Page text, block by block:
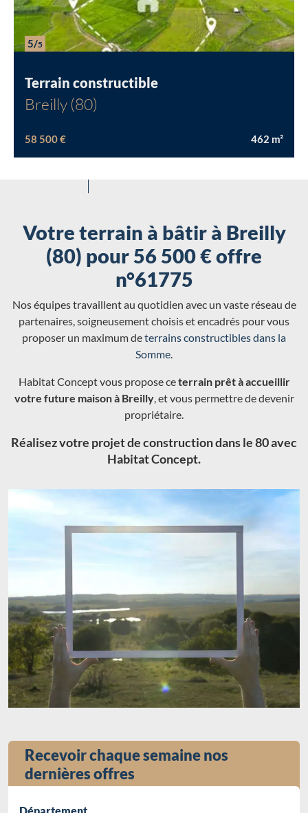
5/5
Terrain constructible
Breilly (80)
58 500 € 462 m²
Votre terrain à bâtir à Breilly
(80) pour 56 500 € offre
n°61775
Nos équipes travaillent au quotidien avec un vaste réseau de
partenaires, soigneusement choisis et encadrés pour vous
proposer un maximum deterrains constructibles dans la
Somme.
Habitat Concept vous propose ceterrain prêt à accueillir
votre future maison à Breilly, et vous permettre de devenir
propriétaire.
Réalisez votre projet de construction dans le 80 avec
Habitat Concept.
Recevoir chaque semaine nos
dernières offres